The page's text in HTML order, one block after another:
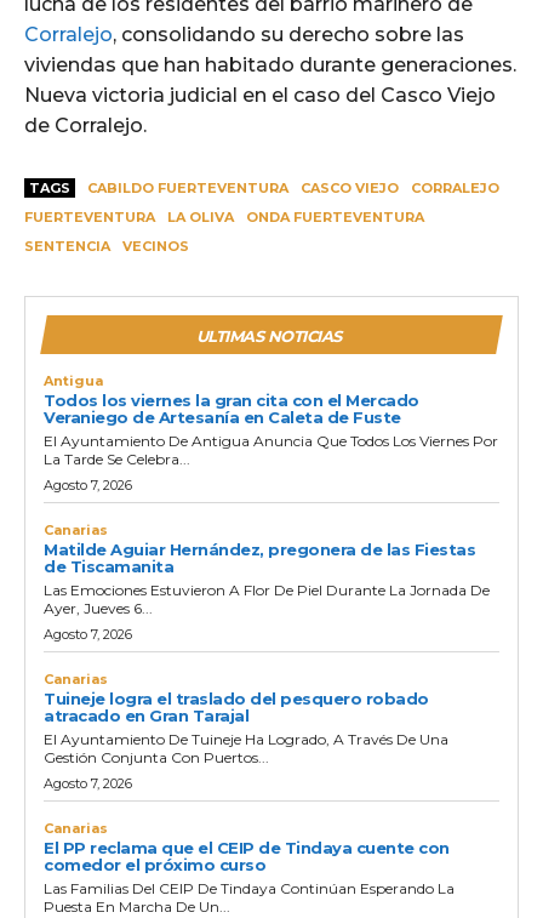
Corralejo, consolidando su derecho sobre las
viviendas que han habitado durante generaciones.
Nueva victoria judicial en el caso del Casco Viejo
de Corralejo.
TAGS CABILDO FUERTEVENTURA CASCO VIEJO
CORRALEJO
FUERTEVENTURA
LA OLIVA
ONDA FUERTEVENTURA
SENTENCIA
VECINOS
ULTIMAS NOTICIAS
Antigua
Todos los viernes la gran cita con el Mercado
Veraniego de Artesanía en Caleta de Fuste
El Ayuntamiento De Antigua Anuncia Que Todos Los Viernes Por
La Tarde Se Celebra...
Agosto 7, 2026
Canarias
Matilde Aguiar Hernández, pregonera de las Fiestas
de Tiscamanita
Las Emociones Estuvieron A Flor De Piel Durante La Jornada De
Ayer, Jueves 6...
Agosto 7, 2026
Canarias
Tuineje logra el traslado del pesquero robado
atracado en Gran Tarajal
El Ayuntamiento De Tuineje Ha Logrado, A Través De Una
Gestión Conjunta Con Puertos...
Agosto 7, 2026
Canarias
El PP reclama que el CEIP de Tindaya cuente con
comedor el próximo curso
Las Familias Del CEIP De Tindaya Continúan Esperando La
Puesta En Marcha De Un...